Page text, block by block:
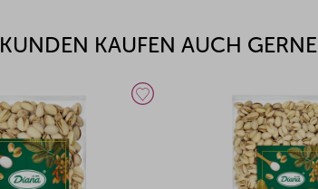
KUNDEN KAUFEN AUCH GERNE